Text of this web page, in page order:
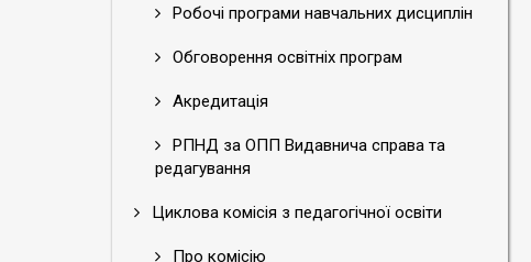
Робочі програми навчальних дисциплін
Обговорення освітніх програм
Акредитація
РПНД за ОПП Видавнича справа та
редагування
Циклова комісія з педагогічної освіти
Про комісію